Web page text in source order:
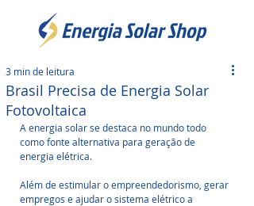
Brasil Precisa de Energia Solar
Fotovoltaica
3 min de leitura
A energia solar se destaca no mundo todo
como fonte alternativa para geração de
energia elétrica.
Além de estimular o empreendedorismo, gerar
empregos e ajudar o sistema elétrico a